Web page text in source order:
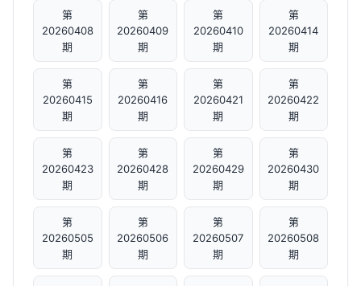
第
20260408
期
第
20260409
期
第
20260410
期
第
20260414
期
第
20260415
期
第
20260416
期
第
20260421
期
第
20260422
期
第
20260423
期
第
20260428
期
第
20260429
期
第
20260430
期
第
20260505
期
第
20260506
期
第
20260507
期
第
20260508
期